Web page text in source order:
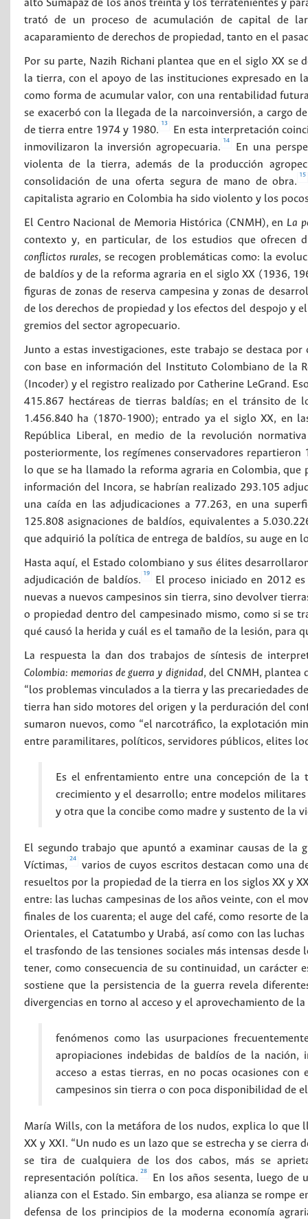
alto Sumapaz de los años treinta y los terratenientes y
trató de un proceso de acumulación de capital de
acaparamiento de derechos de propiedad, tanto en el
Por su parte, Nazih Richani plantea que en el siglo XX
la tierra, con el apoyo de las instituciones expresado en
como forma de acumular valor, con una rentabilidad
se exacerbó con la llegada de la narcoinversión, a cargo
de tierra entre 1974 y 1980.
13
En esta interpretación
inmovilizaron la inversión agropecuaria.
14
En una
violenta de la tierra, además de la producción
consolidación de una oferta segura de mano de obra.
15
capitalista agrario en Colombia ha sido violento y los
El Centro Nacional de Memoria Histórica (CNMH), en La
contexto y, en particular, de los estudios que ofrecen
conflictos rurales, se recogen problemáticas como: la
de baldíos y de la reforma agraria en el siglo XX (1936,
figuras de zonas de reserva campesina y zonas de
de los derechos de propiedad y los efectos del despojo y
gremios del sector agropecuario.
Junto a estas investigaciones, este trabajo se destaca
con base en información del Instituto Colombiano de la
(Incoder) y el registro realizado por Catherine LeGrand.
415.867 hectáreas de tierras baldías; en el tránsito de
1.456.840 ha (1870-1900); entrado ya el siglo XX, en
República Liberal, en medio de la revolución
posteriormente, los regímenes conservadores
lo que se ha llamado la reforma agraria en Colombia,
información del Incora, se habrían realizado 293.105
una caída en las adjudicaciones a 77.263, en una
125.808 asignaciones de baldíos, equivalentes a
que adquirió la política de entrega de baldíos, su auge en
Hasta aquí, el Estado colombiano y sus élites
adjudicación de baldíos.
19
El proceso iniciado en 2012
nuevas a nuevos campesinos sin tierra, sino devolver
o propiedad dentro del campesinado mismo, como si se
qué causó la herida y cuál es el tamaño de la lesión, para
La respuesta la dan dos trabajos de síntesis de
Colombia: memorias de guerra y dignidad, del CNMH, plantea
“los problemas vinculados a la tierra y las precariedades
tierra han sido motores del origen y la perduración del
sumaron nuevos, como “el narcotráfico, la explotación
entre paramilitares, políticos, servidores públicos, elites
Es el enfrentamiento entre una concepción de
crecimiento y el desarrollo; entre modelos
y otra que la concibe como madre y sustento de la
El segundo trabajo que apuntó a examinar causas de
Víctimas,
24
varios de cuyos escritos destacan como una
resueltos por la propiedad de la tierra en los siglos XX y
entre: las luchas campesinas de los años veinte, con el
finales de los cuarenta; el auge del café, como resorte de
Orientales, el Catatumbo y Urabá, así como con las luchas
el trasfondo de las tensiones sociales más intensas
tener, como consecuencia de su continuidad, un carácter
sostiene que la persistencia de la guerra revela
divergencias en torno al acceso y el aprovechamiento de
fenómenos como las usurpaciones
apropiaciones indebidas de baldíos de la
acceso a estas tierras, en no pocas ocasiones
campesinos sin tierra o con poca disponibilidad de
María Wills, con la metáfora de los nudos, explica lo que
XX y XXI. “Un nudo es un lazo que se estrecha y se
se tira de cualquiera de los dos cabos, más se
representación política.
28
En los años sesenta, luego
alianza con el Estado. Sin embargo, esa alianza se
defensa de los principios de la moderna economía